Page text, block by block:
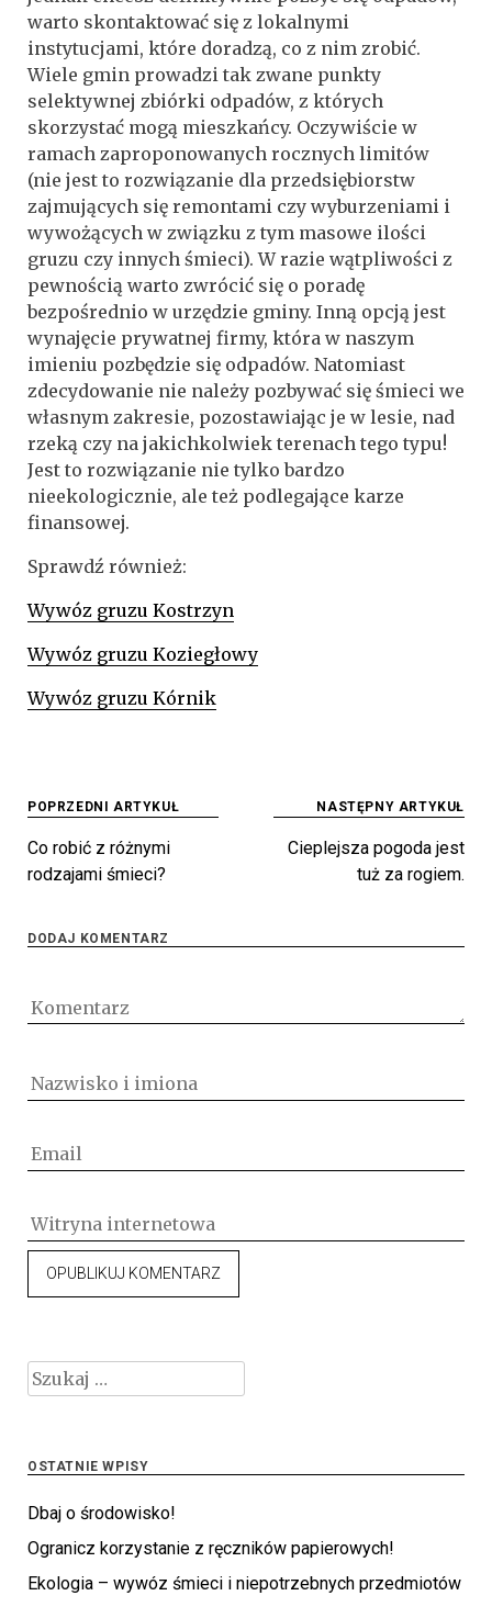
warto skontaktować się z lokalnymi
instytucjami, które doradzą, co z nim zrobić.
Wiele gmin prowadzi tak zwane punkty
selektywnej zbiórki odpadów, z których
skorzystać mogą mieszkańcy. Oczywiście w
ramach zaproponowanych rocznych limitów
(nie jest to rozwiązanie dla przedsiębiorstw
zajmujących się remontami czy wyburzeniami i
wywożących w związku z tym masowe ilości
gruzu czy innych śmieci). W razie wątpliwości z
pewnością warto zwrócić się o poradę
bezpośrednio w urzędzie gminy. Inną opcją jest
wynajęcie prywatnej firmy, która w naszym
imieniu pozbędzie się odpadów. Natomiast
zdecydowanie nie należy pozbywać się śmieci we
własnym zakresie, pozostawiając je w lesie, nad
rzeką czy na jakichkolwiek terenach tego typu!
Jest to rozwiązanie nie tylko bardzo
nieekologicznie, ale też podlegające karze
finansowej.
Sprawdź również:
Wywóz gruzu Kostrzyn
Wywóz gruzu Koziegłowy
Wywóz gruzu Kórnik
Nawigacja
wpisu
POPRZEDNI ARTYKUŁ
Co robić z różnymi
rodzajami śmieci?
NASTĘPNY ARTYKUŁ
Cieplejsza pogoda jest
tuż za rogiem.
DODAJ KOMENTARZ
Szukaj:
OSTATNIE WPISY
Dbaj o środowisko!
Ogranicz korzystanie z ręczników papierowych!
Ekologia – wywóz śmieci i niepotrzebnych przedmiotów